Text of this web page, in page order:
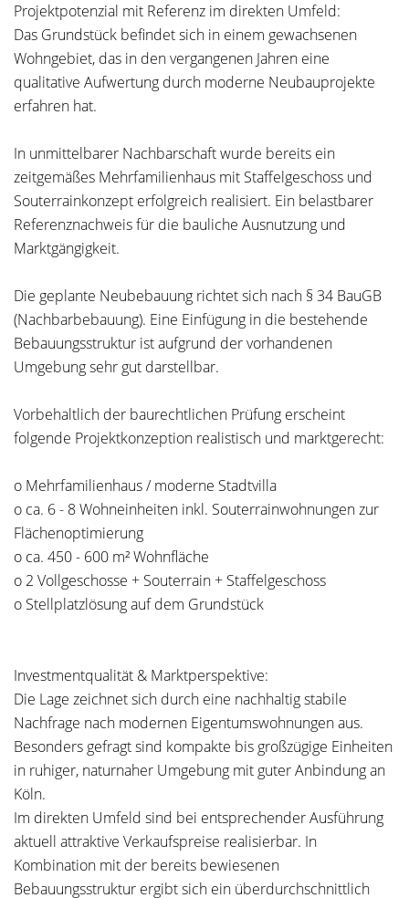
Projektpotenzial mit Referenz im direkten Umfeld:
Das Grundstück befindet sich in einem gewachsenen
Wohngebiet, das in den vergangenen Jahren eine
qualitative Aufwertung durch moderne Neubauprojekte
erfahren hat.
In unmittelbarer Nachbarschaft wurde bereits ein
zeitgemäßes Mehrfamilienhaus mit Staffelgeschoss und
Souterrainkonzept erfolgreich realisiert. Ein belastbarer
Referenznachweis für die bauliche Ausnutzung und
Marktgängigkeit.
Die geplante Neubebauung richtet sich nach § 34 BauGB
(Nachbarbebauung). Eine Einfügung in die bestehende
Bebauungsstruktur ist aufgrund der vorhandenen
Umgebung sehr gut darstellbar.
Vorbehaltlich der baurechtlichen Prüfung erscheint
folgende Projektkonzeption realistisch und marktgerecht:
o Mehrfamilienhaus / moderne Stadtvilla
o ca. 6 - 8 Wohneinheiten inkl. Souterrainwohnungen zur
Flächenoptimierung
o ca. 450 - 600 m² Wohnfläche
o 2 Vollgeschosse + Souterrain + Staffelgeschoss
o Stellplatzlösung auf dem Grundstück
Investmentqualität & Marktperspektive:
Die Lage zeichnet sich durch eine nachhaltig stabile
Nachfrage nach modernen Eigentumswohnungen aus.
Besonders gefragt sind kompakte bis großzügige Einheiten
in ruhiger, naturnaher Umgebung mit guter Anbindung an
Köln.
Im direkten Umfeld sind bei entsprechender Ausführung
aktuell attraktive Verkaufspreise realisierbar. In
Kombination mit der bereits bewiesenen
Bebauungsstruktur ergibt sich ein überdurchschnittlich